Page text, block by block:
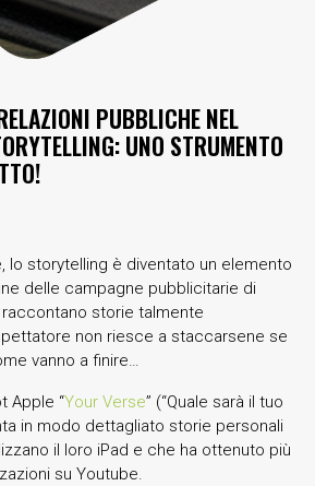
PUBBLICHE NEL
UNO STRUMENTO
lo storytelling è diventato un elemento
delle campagne pubblicitarie di
storie talmente
non riesce a staccarsene se
vanno a finire…
Apple “Your Verse” (“Quale sarà il tuo
in modo dettagliato storie personali
il loro iPad e che ha ottenuto più
su Youtube.